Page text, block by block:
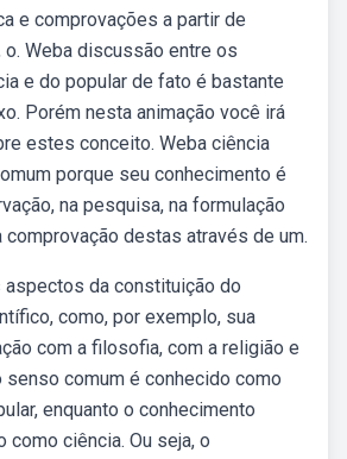
e comprovações a partir de
Weba discussão entre os
e do popular de fato é bastante
Porém nesta animação você irá
estes conceito. Weba ciência
porque seu conhecimento é
na pesquisa, na formulação
destas através de um.
aspectos da constituição do
como, por exemplo, sua
com a filosofia, com a religião e
senso comum é conhecido como
enquanto o conhecimento
como ciência. Ou seja, o